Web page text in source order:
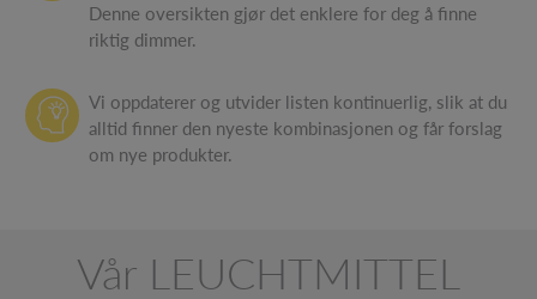
Denne oversikten gjør det enklere for deg å finne
riktig dimmer.
Vi oppdaterer og utvider listen kontinuerlig, slik at du
alltid finner den nyeste kombinasjonen og får forslag
om nye produkter.
Vår LEUCHTMITTEL